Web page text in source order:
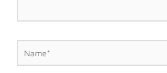
Name*